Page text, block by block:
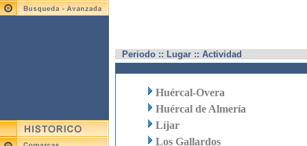
Periodo :: Lugar :: Actividad
Huércal-Overa
Huércal de Almería
Líjar
Los Gallardos